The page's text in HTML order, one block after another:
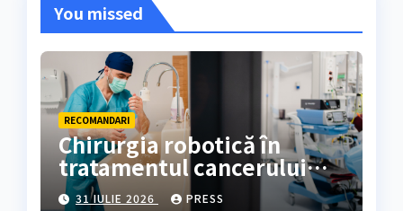
You missed
RECOMANDARI
Chirurgia robotică în
tratamentul cancerului
colorectal
31 IULIE 2026 PRESS